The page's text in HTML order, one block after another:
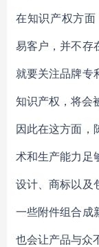
在知识产权方
易客户，并不存
就要关注品牌专
知识产权，将会
因此在这方面，
术和生产能力足
设计、商标以及
一些附件组合成
也会让产品与众